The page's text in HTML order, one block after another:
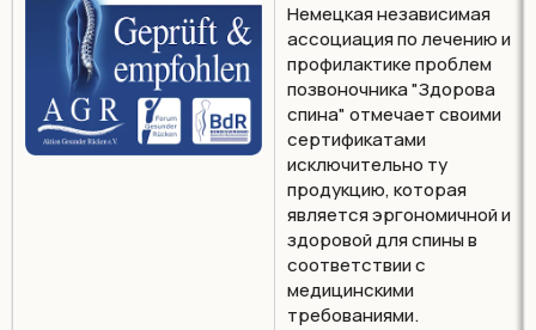
Немецкая независимая
ассоциация по лечению и
профилактике проблем
позвоночника "Здорова
спина" отмечает своими
сертификатами
исключительно ту
продукцию, которая
является эргономичной и
здоровой для спины в
соответствии с
медицинскими
требованиями.